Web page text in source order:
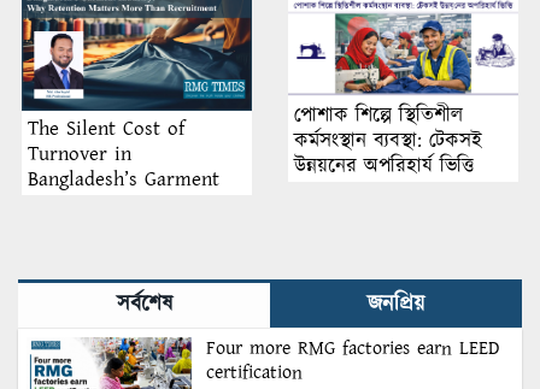
The Silent Cost of
Turnover in
Bangladesh’s Garment
পোশাক শিল্পে স্থিতিশীল
কর্মসংস্থান ব্যবস্থা: টেকসই
উন্নয়নের অপরিহার্য ভিত্তি
সর্বশেষ জনপ্রিয়
Four more RMG factories earn LEED
certification